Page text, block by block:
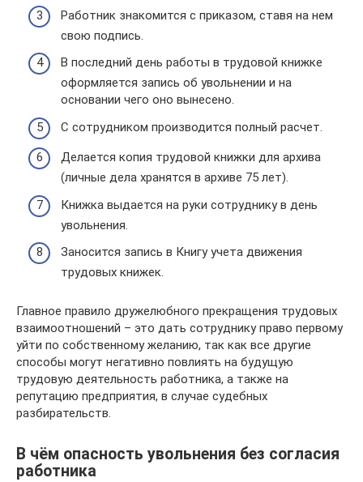
Работник знакомится с приказом, ставя на нем
свою подпись.
В последний день работы в трудовой книжке
оформляется запись об увольнении и на
основании чего оно вынесено.
С сотрудником производится полный расчет.
Делается копия трудовой книжки для архива
(личные дела хранятся в архиве 75 лет).
Книжка выдается на руки сотруднику в день
увольнения.
Заносится запись в Книгу учета движения
трудовых книжек.
Главное правило дружелюбного прекращения трудовых
взаимоотношений – это дать сотруднику право первому
уйти по собственному желанию, так как все другие
способы могут негативно повлиять на будущую
трудовую деятельность работника, а также на
репутацию предприятия, в случае судебных
разбирательств.
В чём опасность увольнения без согласия
работника